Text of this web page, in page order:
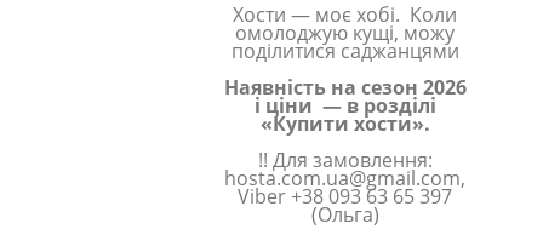
Хости — моє хобі. Коли
омолоджую кущі, можу
поділитися саджанцями
Наявність на сезон 2026
і ціни — в розділі
«Купити хости».
!! Для замовлення:
hosta.com.ua@gmail.com,
Viber +38 093 63 65 397
(Ольга)